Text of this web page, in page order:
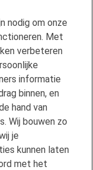
nodig om onze
Met
verbeteren
informatie
binnen, en
hand van
Wij bouwen zo
je
kunnen laten
met het